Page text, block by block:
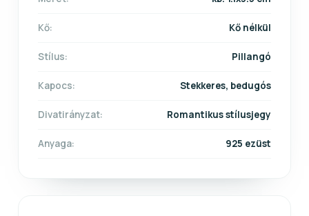
Kő: Kő nélkül
Stílus: Pillangó
Kapocs: Stekkeres, bedugós
Divatirányzat: Romantikus stílusjegy
Anyaga: 925 ezüst